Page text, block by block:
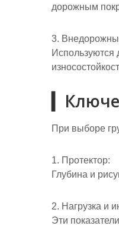
дорожным
3.
Используются
При выборе
1. Протектор:
Глубина и
2. Нагрузка и
Эти